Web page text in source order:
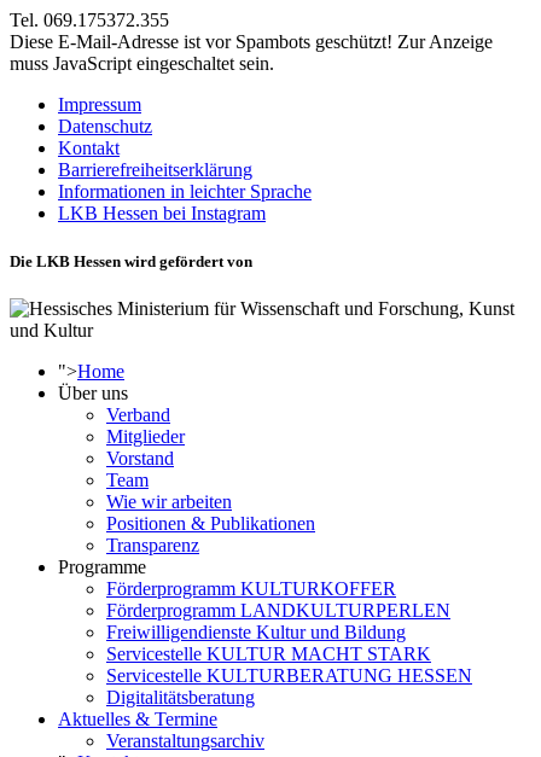
Tel. 069.175372.355
Diese E-Mail-Adresse ist vor Spambots geschützt! Zur Anzeige
muss JavaScript eingeschaltet sein.
Impressum
Datenschutz
Kontakt
Barrierefreiheitserklärung
Informationen in leichter Sprache
LKB Hessen bei Instagram
Die LKB Hessen wird gefördert von
">Home
Über uns
Verband
Mitglieder
Vorstand
Team
Wie wir arbeiten
Positionen & Publikationen
Transparenz
Programme
Förderprogramm KULTURKOFFER
Förderprogramm LANDKULTURPERLEN
Freiwilligendienste Kultur und Bildung
Servicestelle KULTUR MACHT STARK
Servicestelle KULTURBERATUNG HESSEN
Digitalitätsberatung
Aktuelles & Termine
Veranstaltungsarchiv